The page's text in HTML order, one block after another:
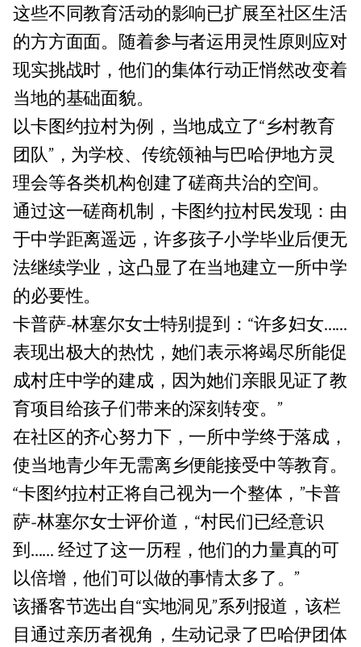
这些不同教育活动的影响已扩展至社区生活
的方方面面。随着参与者运用灵性原则应对
现实挑战时，他们的集体行动正悄然改变着
当地的基础面貌。
以卡图约拉村为例，当地成立了“乡村教育
团队”，为学校、传统领袖与巴哈伊地方灵
理会等各类机构创建了磋商共治的空间。
通过这一磋商机制，卡图约拉村民发现：由
于中学距离遥远，许多孩子小学毕业后便无
法继续学业，这凸显了在当地建立一所中学
的必要性。
卡普萨-林塞尔女士特别提到：“许多妇女......
表现出极大的热忱，她们表示将竭尽所能促
成村庄中学的建成，因为她们亲眼见证了教
育项目给孩子们带来的深刻转变。”
在社区的齐心努力下，一所中学终于落成，
使当地青少年无需离乡便能接受中等教育。
“卡图约拉村正将自己视为一个整体，”卡普
萨-林塞尔女士评价道，“村民们已经意识
到...... 经过了这一历程，他们的力量真的可
以倍增，他们可以做的事情太多了。”
该播客节选出自“实地洞见”系列报道，该栏
目通过亲历者视角，生动记录了巴哈伊团体